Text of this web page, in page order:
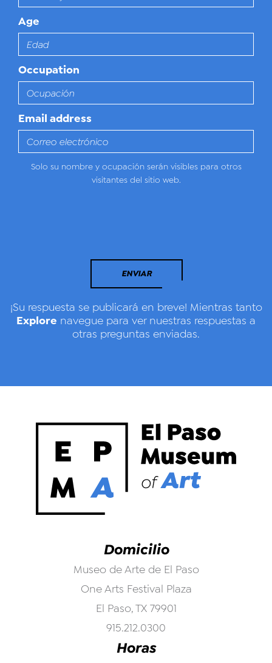
Age
Occupation
Email address
Solo su nombre y ocupación serán visibles para otros
visitantes del sitio web.
ENVIAR
¡Su respuesta se publicará en breve! Mientras tanto
Explore navegue para ver nuestras respuestas a
otras preguntas enviadas.
Domicilio
Museo de Arte de El Paso
One Arts Festival Plaza
El Paso, TX 79901
915.212.0300
Horas